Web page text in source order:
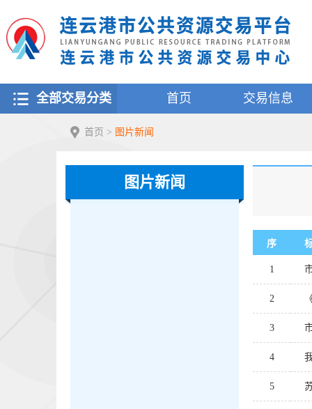
全部交易分类 首页 交易信息
首页 > 图片新闻
图片新闻
序
1
2
3
4
5